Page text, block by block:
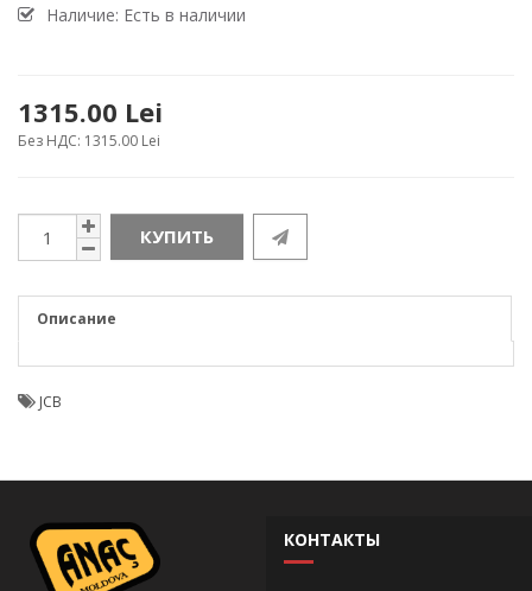
Наличие: Есть в наличии
1315.00 Lei
Без НДС: 1315.00 Lei
КУПИТЬ
Описание
JCB
КОНТАКТЫ